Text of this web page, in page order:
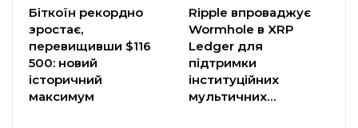
Біткоїн рекордно
зростає,
перевищивши $116
500: новий
історичний
максимум
Ripple впроваджує
Wormhole в XRP
Ledger для
підтримки
інституційних
мультичних…